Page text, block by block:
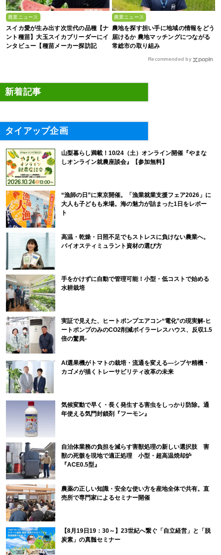
農業ニュース
スイカ愛が生み出す次世代の品種【ナ
ント種苗】大玉スイカブリーダーにイ
ンタビュー【種苗メーカー探訪記
農業ニュース
農地を探す担い手に地域の情報をどう
届けるか 農地マッチングにつながる
常総市の取り組み
Recommended by
新着記事
タイアップ企画
山梨暮らし満載！10/24（土）オンライン開催『やまな
しオンライン就農座談会』【参加無料】
“漁師の日”に東京開催。「漁業就業支援フェア2026」に
大人も子どもも来場。海の魅力が詰まった1日をレポー
ト
高温・乾燥・日照不足でもストレスに負けない農業へ。
バイオスティミュラント資材の選び方
手をかけずに自動で管理可能！小型・低コストで始める
水耕栽培
実証で見えた、ヒートポンプエアコン“電化”の現実解-ヒ
ートポンプのみのCO2削減ボイラーレスハウス、反収1.5
倍の驚異-
AI選果機がトマトの栽培・流通を変える―シブヤ精機・
カゴメが描くトレーサビリティ改革の未来
気候変動で早く・長く発生する害虫をしっかり防除。通
年使える気門封鎖剤『フーモン』
自治体業務の負担を減らす害獣処理の新しい選択肢 害
獣の死骸を現地で適正処理 小型・超高温焼却炉
『ACE0.5型』
農薬の正しい知識・安全な使い方を産地全体で共有。直
売所で専門家によるセミナー開催
【8月19日19：30～】23世紀へ繋ぐ「自立経営」と「脱
炭素」の真髄セミナー